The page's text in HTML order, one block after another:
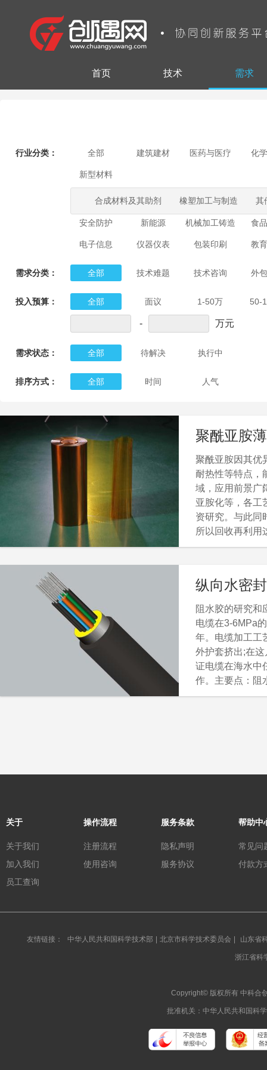
首页 技术 需求
行业分类： 全部 建筑建材 医药与医疗 化
新型材料
合成材料及其助剂 橡塑加工与制造 其
安全防护 新能源 机械加工铸造 食
电子信息 仪器仪表 包装印刷 教
需求分类： 全部 技术难题 技术咨询 外
投入预算： 全部 面议 1-50万 50-
- 万元
需求状态： 全部 待解决 执行中
排序方式： 全部 时间 人气
聚酰亚胺
聚酰亚胺因其优
耐热性等特点，
域，应用前景广
亚胺化等，各工
资研究。与此同
所以回收再利用
的同时开拓另外
投入预算
纵向水密
阻水胶的研究和
电缆在3-6MPa
年。电缆加工工
外护套挤出;在
证电缆在海水中
作。主要点：阻
包材料粘合度好
关于
关于我们
加入我们
员工查询
操作流程
注册流程
使用咨询
服务条款
隐私声明
服务协议
帮助中
常见问
付款方
友情链接： 中华人民共和国科学技术部 北京市科学技术委员会 山东省
浙江省科
Copyright© 版权所有 中科
批准机关：中华人民共和国